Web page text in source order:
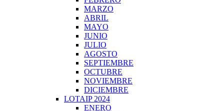
MARZO
ABRIL
MAYO
JUNIO
JULIO
AGOSTO
SEPTIEMBRE
OCTUBRE
NOVIEMBRE
DICIEMBRE
LOTAIP 2024
ENERO